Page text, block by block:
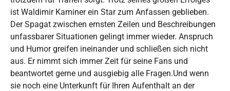
ist Waldimir Kaminer ein Star zum Anfassen geblieben.
Der Spagat zwischen ernsten Zeilen und Beschreibungen
unfassbarer Situationen gelingt immer wieder. Anspruch
und Humor greifen ineinander und schließen sich nicht
aus. Er nimmt sich immer Zeit für seine Fans und
beantwortet gerne und ausgiebig alle Fragen.Und wenn
sie noch eine Unterkunft für Ihren Aufenthalt an der